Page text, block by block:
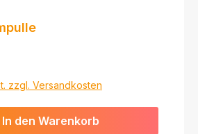
zzgl. Versandkosten
In den Warenkorb